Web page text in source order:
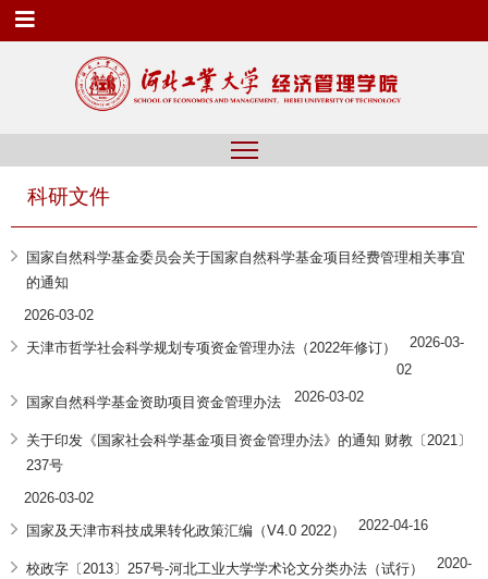
科研文件
国家自然科学基金委员会关于国家自然科学基金项目经费管理相关事宜
的通知
2026-03-02
天津市哲学社会科学规划专项资金管理办法（2022年修订）
2026-03-
02
国家自然科学基金资助项目资金管理办法
2026-03-02
关于印发《国家社会科学基金项目资金管理办法》的通知 财教〔2021〕
237号
2026-03-02
国家及天津市科技成果转化政策汇编（V4.0 2022）
2022-04-16
校政字〔2013〕257号-河北工业大学学术论文分类办法（试行）
2020-